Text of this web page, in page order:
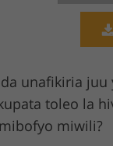
unafikiria juu
toleo la
miwili?